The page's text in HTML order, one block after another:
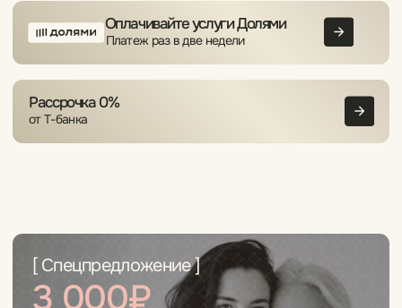
Сеанс лазерного удаления
старого татуажа —в подарок!
Оставить заявку